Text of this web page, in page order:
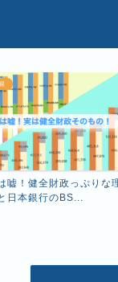
嘘！健全財政っぷりな
日本銀行のBS...